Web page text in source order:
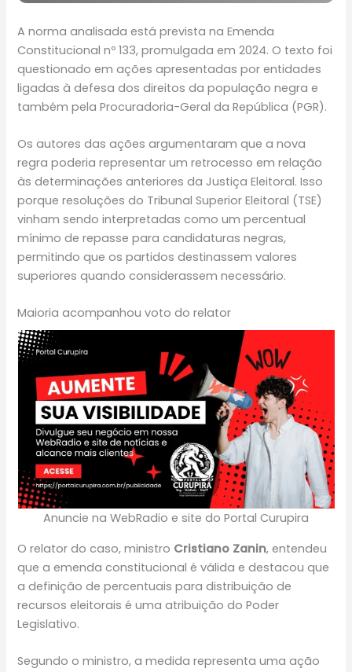
A norma analisada está prevista na Emenda
Constitucional nº 133, promulgada em 2024. O texto foi
questionado em ações apresentadas por entidades
ligadas à defesa dos direitos da população negra e
também pela Procuradoria-Geral da República (PGR).
Os autores das ações argumentaram que a nova
regra poderia representar um retrocesso em relação
às determinações anteriores da Justiça Eleitoral. Isso
porque resoluções do Tribunal Superior Eleitoral (TSE)
vinham sendo interpretadas como um percentual
mínimo de repasse para candidaturas negras,
permitindo que os partidos destinassem valores
superiores quando considerassem necessário.
Maioria acompanhou voto do relator
Anuncie na WebRadio e site do Portal Curupira
O relator do caso, ministro Cristiano Zanin, entendeu
que a emenda constitucional é válida e destacou que
a definição de percentuais para distribuição de
recursos eleitorais é uma atribuição do Poder
Legislativo.
Segundo o ministro, a medida representa uma ação